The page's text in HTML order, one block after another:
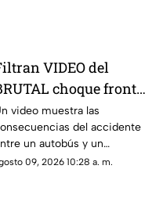
VIDEO del
choque frontal
autobús de
y
en
Veracruz
video muestra las
del accidente
un autobús y un
en la carretera
09, 2026 10:28 a. m.